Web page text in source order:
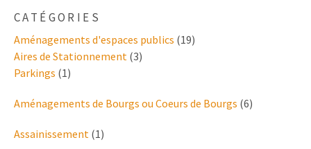
CATÉGORIES
Aménagements d'espaces publics (19)
Aires de Stationnement (3)
Parkings (1)
Aménagements de Bourgs ou Coeurs de Bourgs (6)
Assainissement (1)